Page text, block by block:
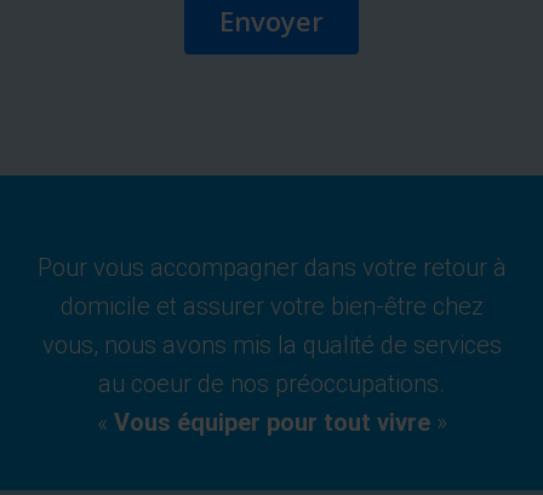
Envoyer
Pour vous accompagner dans votre retour à
domicile et assurer votre bien-être chez
vous, nous avons mis la qualité de services
au coeur de nos préoccupations.
« Vous équiper pour tout vivre»